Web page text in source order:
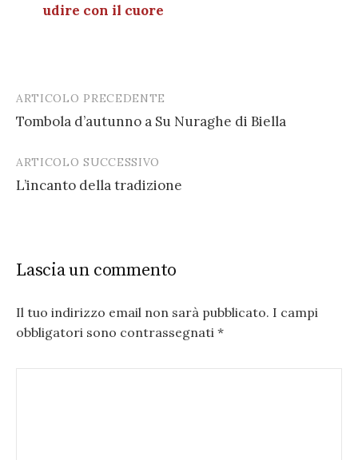
udire con il cuore
Post
navigation
ARTICOLO PRECEDENTE
Tombola d’autunno a Su Nuraghe di Biella
ARTICOLO SUCCESSIVO
L’incanto della tradizione
Lascia un commento
Il tuo indirizzo email non sarà pubblicato. I campi
obbligatori sono contrassegnati *